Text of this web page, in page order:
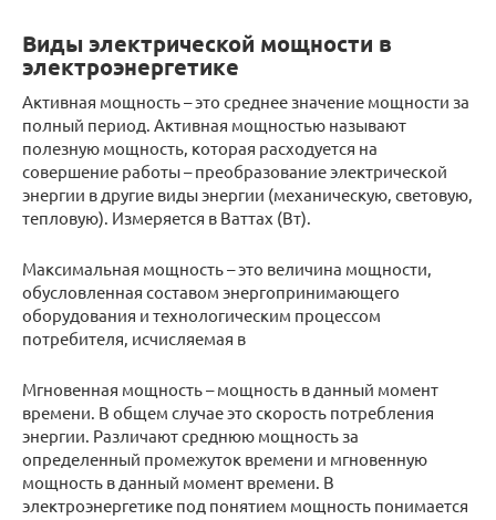
Виды электрической мощности в
электроэнергетике
Активная мощность – это среднее значение мощности за
полный период. Активная мощностью называют
полезную мощность, которая расходуется на
совершение работы – преобразование электрической
энергии в другие виды энергии (механическую, световую,
тепловую). Измеряется в Ваттах (Вт).
Максимальная мощность – это величина мощности,
обусловленная составом энергопринимающего
оборудования и технологическим процессом
потребителя, исчисляемая в
Мгновенная мощность – мощность в данный момент
времени. В общем случае это скорость потребления
энергии. Различают среднюю мощность за
определенный промежуток времени и мгновенную
мощность в данный момент времени. В
электроэнергетике под понятием мощность понимается